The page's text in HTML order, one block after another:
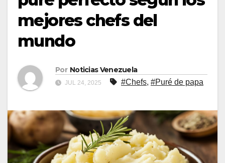
mejores chefs del
mundo
Por Noticias Venezuela
JUL 24, 2025 #Chefs, #Puré de papa